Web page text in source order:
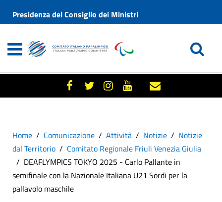
Presidenza del Consiglio dei Ministri
Home Comunicazione Attività Notizie
Notizie
dal Territorio
Comitato Regionale Friuli Venezia Giulia
DEAFLYMPICS TOKYO 2025 - Carlo Pallante in
semifinale con la Nazionale Italiana U21 Sordi per la
pallavolo maschile